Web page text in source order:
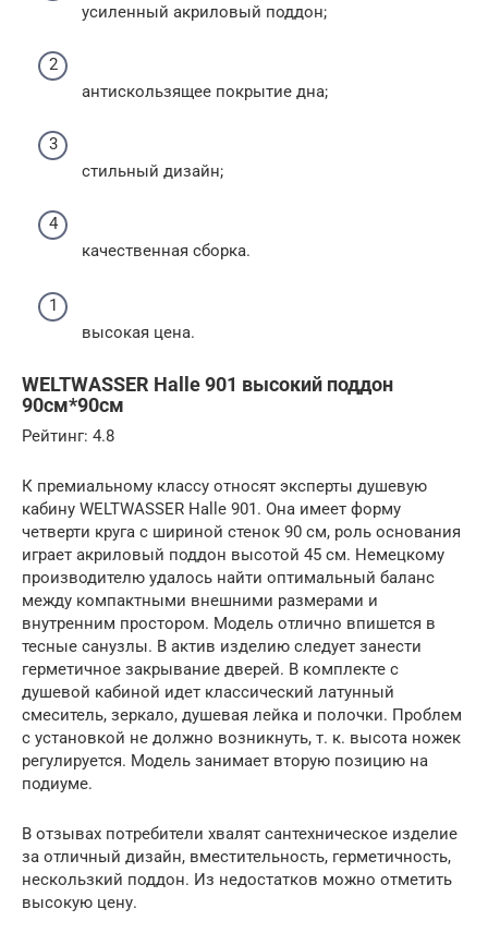
усиленный акриловый поддон;
антискользящее покрытие дна;
стильный дизайн;
качественная сборка.
высокая цена.
WELTWASSER Halle 901 высокий поддон
90см*90см
Рейтинг: 4.8
К премиальному классу относят эксперты душевую
кабину WELTWASSER Halle 901. Она имеет форму
четверти круга с шириной стенок 90 см, роль основания
играет акриловый поддон высотой 45 см. Немецкому
производителю удалось найти оптимальный баланс
между компактными внешними размерами и
внутренним простором. Модель отлично впишется в
тесные санузлы. В актив изделию следует занести
герметичное закрывание дверей. В комплекте с
душевой кабиной идет классический латунный
смеситель, зеркало, душевая лейка и полочки. Проблем
с установкой не должно возникнуть, т. к. высота ножек
регулируется. Модель занимает вторую позицию на
подиуме.
В отзывах потребители хвалят сантехническое изделие
за отличный дизайн, вместительность, герметичность,
нескользкий поддон. Из недостатков можно отметить
высокую цену.